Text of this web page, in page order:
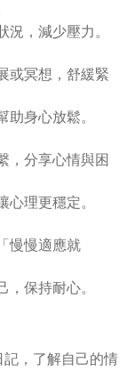
，減少壓力。
或冥想，舒緩緊
身心放鬆。
，分享心情與困
理更穩定。
慢慢適應就
保持耐心。
，了解自己的情